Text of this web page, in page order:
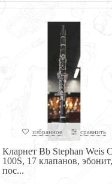
избранное сравнить
Кларнет Bb Stephan Weis
100S, 17 клапанов, эбонит,
пос...